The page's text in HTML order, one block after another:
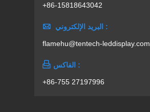
+86-15818643042
 البريد الإلكتروني :
flamehu@tentech-leddisplay.com
 الفاكس :
+86-755 27197996